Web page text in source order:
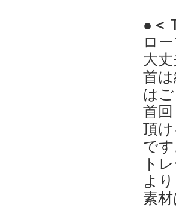
●＜
ロ
大丈
首
はご
首
頂
です
ト
よ
素